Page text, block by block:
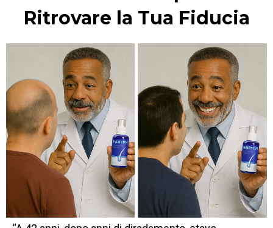
Ritrovare la Tua Fiducia